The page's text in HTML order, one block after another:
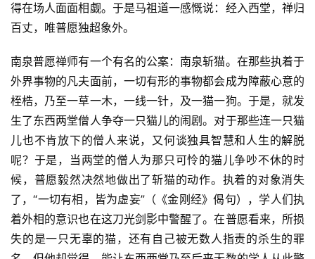
资
八
点
僧
音
高
僧
访
谈
得在场人面面相觑。于是马祖道一感慨说：经入西堂，禅归
百丈，唯普愿独超象外。
南泉普愿禅师有一个有名的公案：南泉斩猫。在那些执着于
外界事物的凡夫面前，一切有形的事物都会成为障蔽心意的
桎梏，乃至一草一木，一线一针，及一猫一狗。于是，就发
生了东西两堂僧人争夺一只猫儿的闹剧。对于那些连一只猫
儿也不肯放下的僧人来说，又何谈独具智慧和人生的解脱
呢？于是，当两堂的僧人为那只可怜的猫儿争吵不休的时
候，普愿毅然决然地做出了斩猫的动作。执着的对象消失
了，“一切有相，皆为虚妄”（《金刚经》偈句），学人们执
着外相的意识也在这刀光剑影中警醒了。在普愿看来，所损
失的是一只无辜的猫，还有自己被无数人指责的杀生的罪